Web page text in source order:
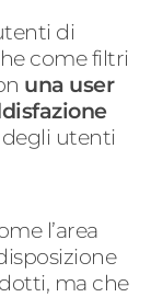
di
come filtri
una user
utenti
l’area
ma che